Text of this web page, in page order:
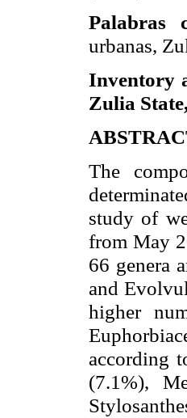
Palabras
urbanas,
Inventory
Zulia State
The
study of
from May
66 genera
and
higher
according
(7.1%),